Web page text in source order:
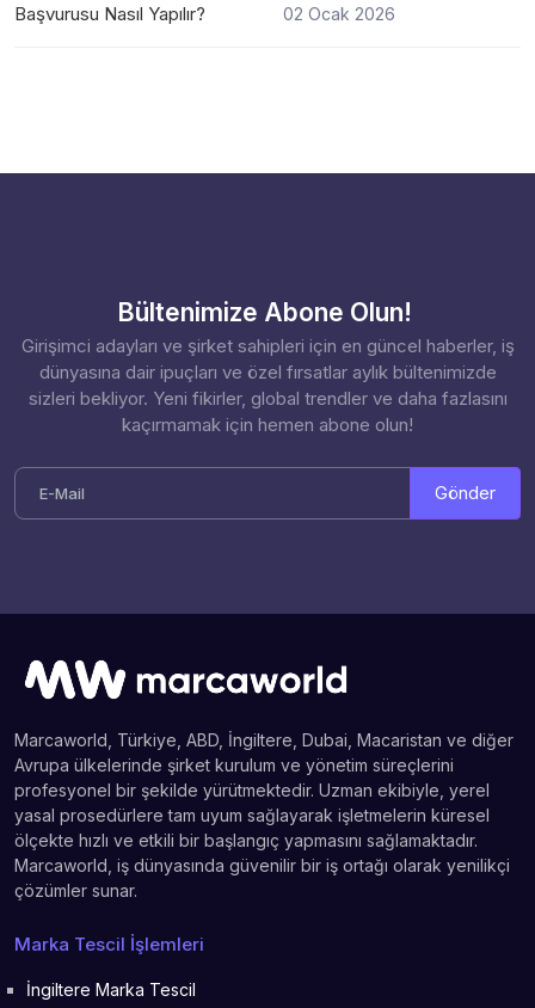
02 Ocak 2026
Bültenimize Abone Olun!
Girişimci adayları ve şirket sahipleri için en güncel haberler, iş
dünyasına dair ipuçları ve özel fırsatlar aylık bültenimizde
sizleri bekliyor. Yeni fikirler, global trendler ve daha fazlasını
kaçırmamak için hemen abone olun!
Gönder
Marcaworld, Türkiye, ABD, İngiltere, Dubai, Macaristan ve diğer
Avrupa ülkelerinde şirket kurulum ve yönetim süreçlerini
profesyonel bir şekilde yürütmektedir. Uzman ekibiyle, yerel
yasal prosedürlere tam uyum sağlayarak işletmelerin küresel
ölçekte hızlı ve etkili bir başlangıç yapmasını sağlamaktadır.
Marcaworld, iş dünyasında güvenilir bir iş ortağı olarak yenilikçi
çözümler sunar.
Marka Tescil İşlemleri
İngiltere Marka Tescil